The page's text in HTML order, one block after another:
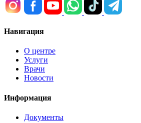
Навигация
О центре
Услуги
Врачи
Новости
Информация
Документы